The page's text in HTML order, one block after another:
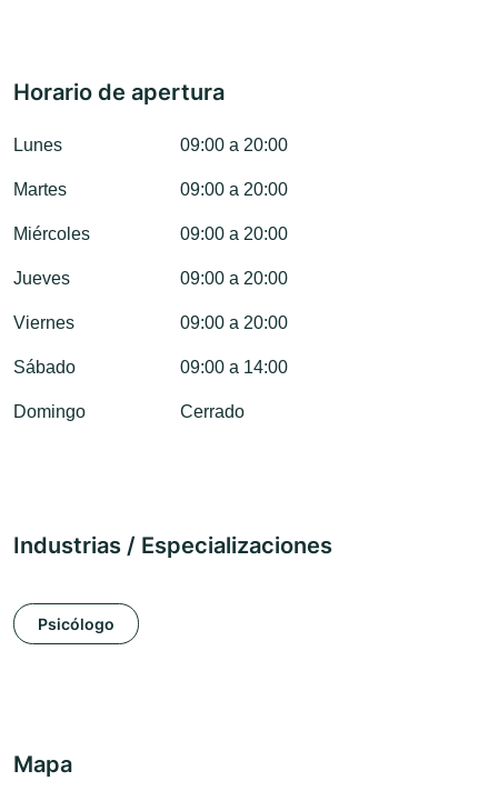
Horario de apertura
Lunes 09:00 a 20:00
Martes 09:00 a 20:00
Miércoles 09:00 a 20:00
Jueves 09:00 a 20:00
Viernes 09:00 a 20:00
Sábado 09:00 a 14:00
Domingo Cerrado
Industrias / Especializaciones
Psicólogo
Mapa